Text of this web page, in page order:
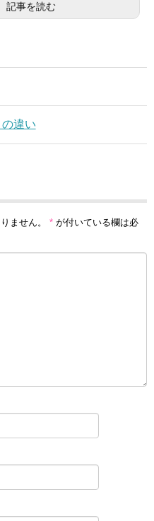
記事を読む
違い
ません。 * が付いている欄は必